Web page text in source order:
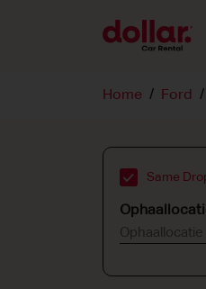
Home Ford
Same